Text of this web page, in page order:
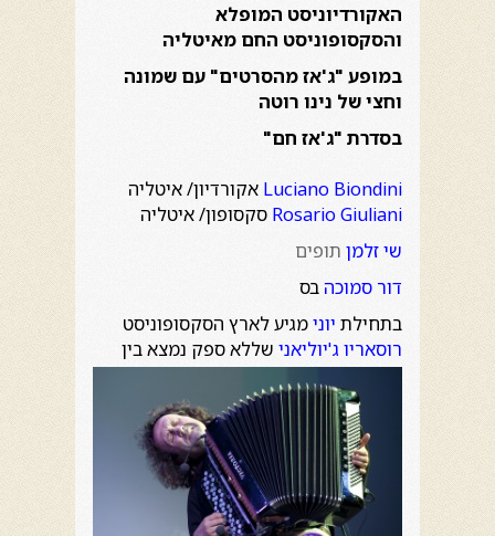
האקורדיוניסט המופלא
והסקסופוניסט החם מאיטליה
במופע "ג'אז מהסרטים" עם שמונה
וחצי של נינו רוטה
בסדרת "ג'אז חם"
Luciano Biondini אקורדיון/ איטליה
Rosario Giuliani סקסופון/ איטליה
שי זלמן תופים
דור סמוכהבס
בתחילת יונימגיע לארץ הסקסופוניסט
רוסאריו ג'יוליאני שללא ספק נמצאבין